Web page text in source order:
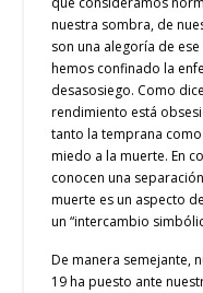
nuestra sombra, de
son una alegoría de
hemos confinado la
desasosiego. Como
rendimiento está
tanto la temprana
miedo a la muerte. En
conocen una
muerte es un aspecto
un “intercambio
De manera semejante,
19 ha puesto ante